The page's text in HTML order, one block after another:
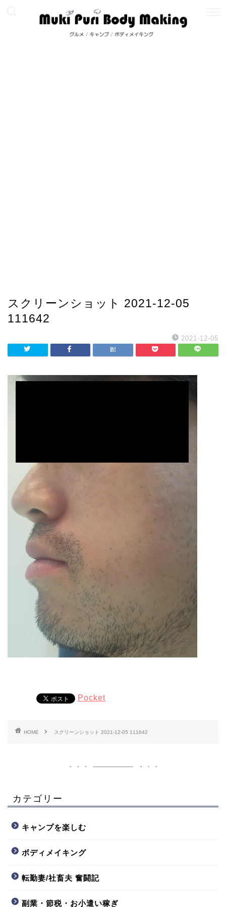
スクリーンショット 2021-12-05
111642
2021-12-05
Pocket
HOME スクリーンショット 2021-12-05 111642
カテゴリー
キャンプを楽しむ
ボディメイキング
転勤妻/社畜夫 奮闘記
副業・節税・お小遣い稼ぎ